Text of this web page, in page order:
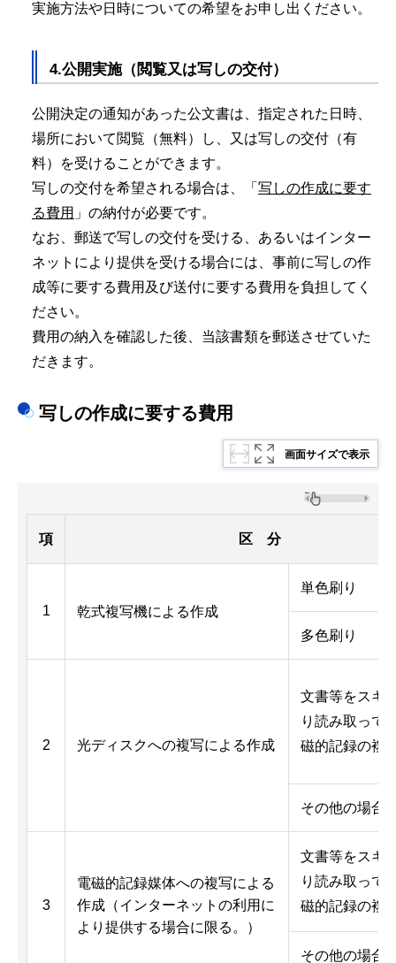
実施方法や日時についての希望をお申し出ください。
4.公開実施（閲覧又は写しの交付）
公開決定の通知があった公文書は、指定された日時、
場所において閲覧（無料）し、又は写しの交付（有
料）を受けることができます。
写しの交付を希望される場合は、「 写しの作成に要す
る費用 」の納付が必要です。
なお、郵送で写しの交付を受ける、あるいはインター
ネットにより提供を受ける場合には、事前に写しの作
成等に要する費用及び送付に要する費用を負担してく
ださい。
費用の納入を確認した後、当該書類を郵送させていた
だきます。
写しの作成に要する費用
画面サイズで表示
項 区 分
1 乾式複写機による作成
単色刷り
多色刷り
2 光ディスクへの複写による作成
文書等をスキ
り読み取って
磁的記録の複
その他の場合
3
電磁的記録媒体への複写による
作成（インターネットの利用に
より提供する場合に限る。）
文書等をスキ
り読み取って
磁的記録の複
その他の場合